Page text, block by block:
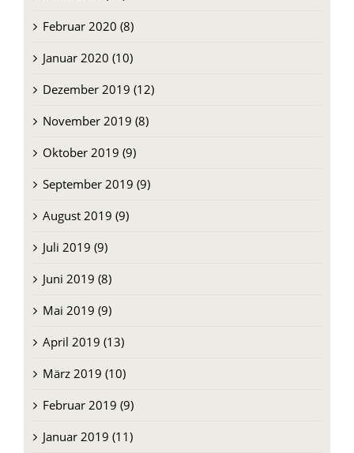
Februar 2020 (8)
Januar 2020 (10)
Dezember 2019 (12)
November 2019 (8)
Oktober 2019 (9)
September 2019 (9)
August 2019 (9)
Juli 2019 (9)
Juni 2019 (8)
Mai 2019 (9)
April 2019 (13)
März 2019 (10)
Februar 2019 (9)
Januar 2019 (11)